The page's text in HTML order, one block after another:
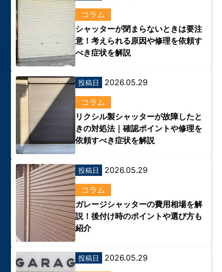
コラム
シャッターが閉まらないときは要注
意！考えられる原因や修理を依頼す
べき症状を解説
投稿日 2026.05.29
コラム
リクシル製シャッターが故障したと
きの対処法｜確認ポイントや修理を
依頼すべき症状を解説
投稿日 2026.05.29
コラム
ガレージシャッターの費用相場を解
説！後付け時のポイントや選び方も
紹介
投稿日 2026.05.29